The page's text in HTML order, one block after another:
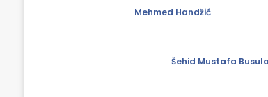
Mehmed Handžić
Šehid Mustafa